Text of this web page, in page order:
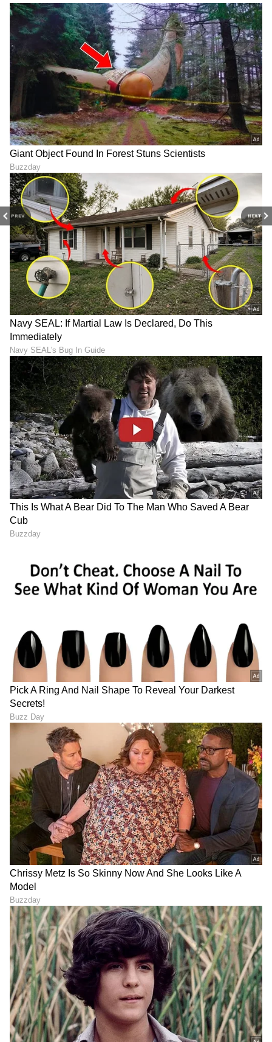
PREV NEXT
ಕ್ರಮೇಣ ಹೆಚ್ಚಾಗಲು ಪ್ರಾರಂಭವಾಗುತ್ತದೆ. ಆಸ್ತಿ ಮತ್ತು
ಆಸ್ತಿಗಳು ಒಟ್ಟಿಗೆ ಬರುತ್ತವೆ. ಆಸ್ತಿ ವಿವಾದಗಳು
ಅನುಕೂಲಕರವಾಗಿ ಬಗೆಹರಿಯುತ್ತವೆ. ನಿಮ್ಮ ಕೆಲಸ, ವೃತ್ತಿ
ಮತ್ತು ವ್ಯವಹಾರದಲ್ಲಿ ನೀವು ಏನೇ ಮಾಡಿದರೂ
ಚಿನ್ನವಾಗುತ್ತದೆ.
6
6
Image Credit : SOCIAL MEDIA
ಮೀನ ರಾಶಿ
ಮೀನ ರಾಶಿಯ ಅಧಿಪತಿ ಗುರುವು ಐದನೇ ಮನೆಯಲ್ಲಿ
ಉಚ್ಛ್ರಾಯ ಸ್ಥಿತಿಯಲ್ಲಿದ್ದು, ಈ ರಾಶಿಯ ದೃಷ್ಟಿಯಲ್ಲಿ
ಇರುವುದರಿಂದ ಮತ್ತು ಮಂಗಳ, ಬುಧ, ಸೂರ್ಯ ಮತ್ತು
ಕೇತುಗಳು ಅನುಕೂಲಕರವಾಗಿರುವುದರಿಂದ, ಈ ರಾಶಿಚಕ್ರ
ಸಾಧ್ಯತೆಯಿದೆ. ಸೆಲೆಬ್ರಿಟಿಗಳೊಂದಿಗೆ ನಿಕಟ ಸಂಬಂಧಗಳು
ಬೆಳೆಯುತ್ತವೆ. ಲಾಭದಾಯಕ ವ್ಯವಹಾರಗಳು ನಡೆಯುತ್ತವೆ. ಈ
LATEST VIDEOS
ABOUT THE AUTHOR
Sushma Hegde
ಸುವರ್ಣ ನ್ಯೂಸ್ ಸುದ್ದಿ ಮಾಧ್ಯಮದ ಡಿಜಿಟಲ್ ವಿಭಾಗದಲ್ಲಿ ಕಳೆದ
ಮೂರು ವರ್ಷಗಳಿಂದ ಕೆಲಸ ಮಾಡುತ್ತಿದ್ದೇನೆ. ದೃಶ್ಯ ಮಾಧ್ಯಮ,
ಡಿಜಿಟಲ್‌ ಮಾಧ್ಯಮದಲ್ಲಿ 5 ವರ್ಷ ಕೆಲಸ ಮಾಡಿದ ಅನುಭವವಿದೆ.
SDM ಉಜಿರೆಯಲ್ಲಿ ಪತ್ರಿಕೋದ್ಯಮದ ಸ್ನಾತಕೋತ್ತರ ಪದವಿ.
ಸುದ್ದಿಲೋಕದಲ್ಲಿ ರಾಜಕೀಯ, ದೇಶ, ಜ್ಯೋತಿಷ್ಯ, ಜೀವನಶೈಲಿ,
ವಾಣಿಜ್ಯ, ಕ್ರೈಂ ಸುದ್ದಿಗಳಲ್ಲಿ ಆಸಕ್ತಿ.
ರಾಶಿ ಜ್ಯೋತಿಷ್ಯ ಅದೃಷ್ಟ